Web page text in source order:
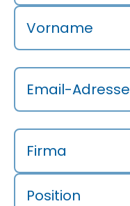
Vorname
Email-Adresse
Firma
Position